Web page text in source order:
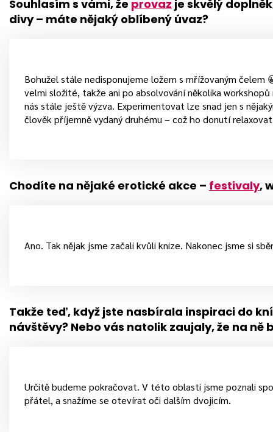
Souhlasím s vámi, že provaz je skvělý
divy – máte nějaký oblíbený úvaz?
Bohužel stále nedisponujeme ložem s mřížovaným čelem
velmi složité, takže ani po absolvování několika
nás stále ještě výzva. Experimentovat lze snad jen s
člověk příjemně vydaný druhému – což ho donutí
Chodíte na nějaké erotické akce – festivaly,
Ano. Tak nějak jsme začali kvůli knize. Nakonec jsme si
Takže teď, když jste nasbírala inspiraci do
návštěvy? Nebo vás natolik zaujaly, že na ně
Určitě budeme pokračovat. V této oblasti jsme poznali
přátel, a snažíme se otevírat oči dalším dvojicím.